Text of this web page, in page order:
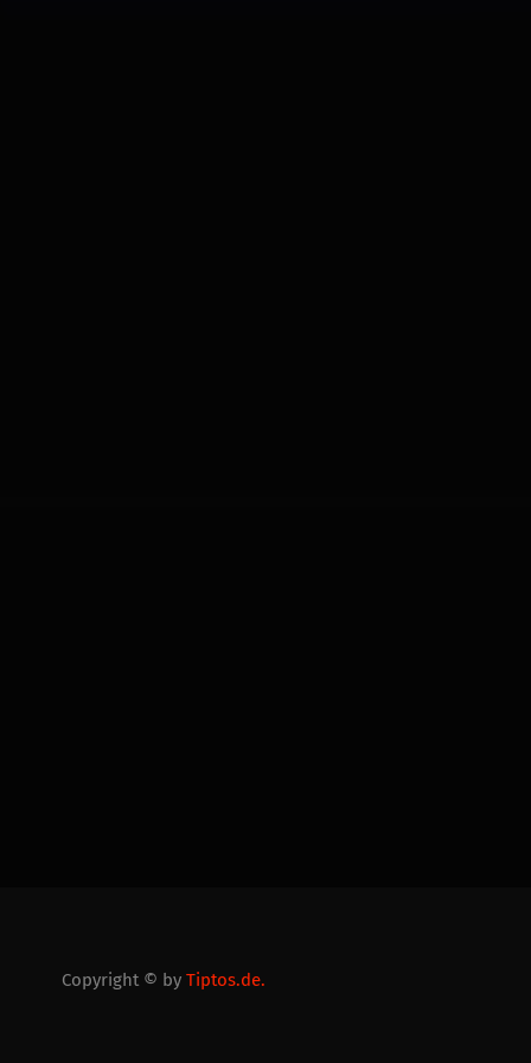
Copyright © by Tiptos.de.